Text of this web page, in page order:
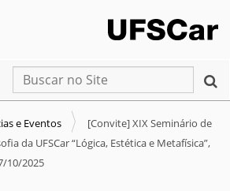
Busca
Busca Avançada…
e Eventos
[Convite] XIX Seminário de
da UFSCar “Lógica, Estética e Metafísica”,
10/2025